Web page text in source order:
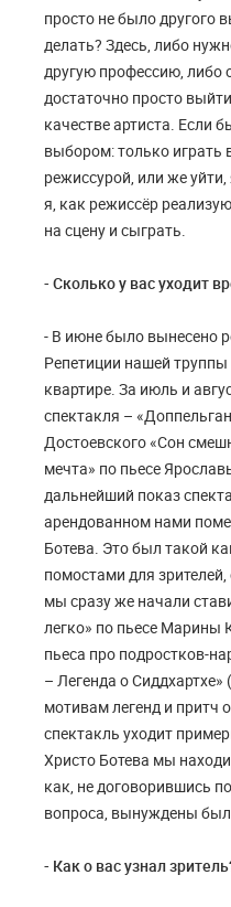
просто не было другого
делать? Здесь, либо
другую профессию, либо
достаточно просто
качестве артиста. Если
выбором: только играть
режиссурой, или же
я, как режиссёр
на сцену и сыграть.
- Сколько у вас уходит
- В июне было вынесено
Репетиции нашей
квартире. За июль и
спектакля –
Достоевского «Сон
мечта» по пьесе
дальнейший показ
арендованном нами
Ботева. Это был такой
помостами для
мы сразу же начали
легко» по пьесе Марины
пьеса про подростков-
– Легенда о
мотивам легенд и притч
спектакль уходит
Христо Ботева мы
как, не договорившись
вопроса, вынуждены
- Как о вас узнал